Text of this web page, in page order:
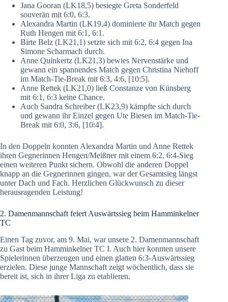
Jana Gooran (LK18,5) besiegte Greta Sonderfeld
souverän mit 6:0, 6:3.
Alexandra Martin (LK19,4) dominierte ihr Match gegen
Ruth Hengen mit 6:1, 6:1.
Birte Belz (LK21,1) setzte sich mit 6:2, 6:4 gegen Ina
Simone Scharmach durch.
Anne Quinkertz (LK21,3) bewies Nervenstärke und
gewann ein spannendes Match gegen Christina Niehoff
im Match-Tie-Break mit 6:3, 4:6, [10:5].
Anne Rettek (LK21,0) ließ Constanze von Künsberg
mit 6:1, 6:3 keine Chance.
Auch Sandra Schreiber (LK23,9) kämpfte sich durch
und gewann ihr Einzel gegen Ute Biesen im Match-Tie-
Break mit 6:0, 3:6, [10:4].
In den Doppeln konnten Alexandra Martin und Anne Rettek
ihren Gegnerinnen Hengen/Meißner mit einem 6:2, 6:4-Sieg
einen weiteren Punkt sichern. Obwohl die anderen Doppel
knapp an die Gegnerinnen gingen, war der Gesamtsieg längst
unter Dach und Fach. Herzlichen Glückwunsch zu dieser
herausragenden Leistung!
2. Damenmannschaft feiert Auswärtssieg beim Hamminkelner
TC
Einen Tag zuvor, am 9. Mai, war unsere 2. Damenmannschaft
zu Gast beim Hamminkelner TC I. Auch hier konnten unsere
Spielerinnen überzeugen und einen glatten 6:3-Auswärtssieg
erzielen. Diese junge Mannschaft zeigt wöchentlich, dass sie
bereit ist, sich in ihrer Liga zu etablieren.